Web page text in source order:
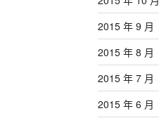
2015 年 9 月
2015 年 8 月
2015 年 7 月
2015 年 6 月